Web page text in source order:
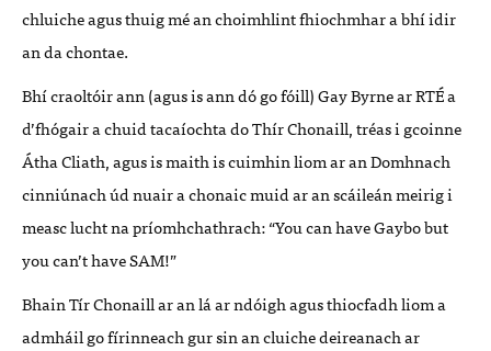
chluiche agus thuig mé an choimhlint fhiochmhar a bhí idir
an da chontae.
Bhí craoltóir ann (agus is ann dó go fóill) Gay Byrne ar RTÉ a
d’fhógair a chuid tacaíochta do Thír Chonaill, tréas i gcoinne
Átha Cliath, agus is maith is cuimhin liom ar an Domhnach
cinniúnach úd nuair a chonaic muid ar an scáileán meirig i
measc lucht na príomhchathrach: “You can have Gaybo but
you can’t haveSAM!”
Bhain Tír Chonaill ar an lá ar ndóigh agus thiocfadh liom a
admháil go fírinneach gur sin an cluiche deireanach ar